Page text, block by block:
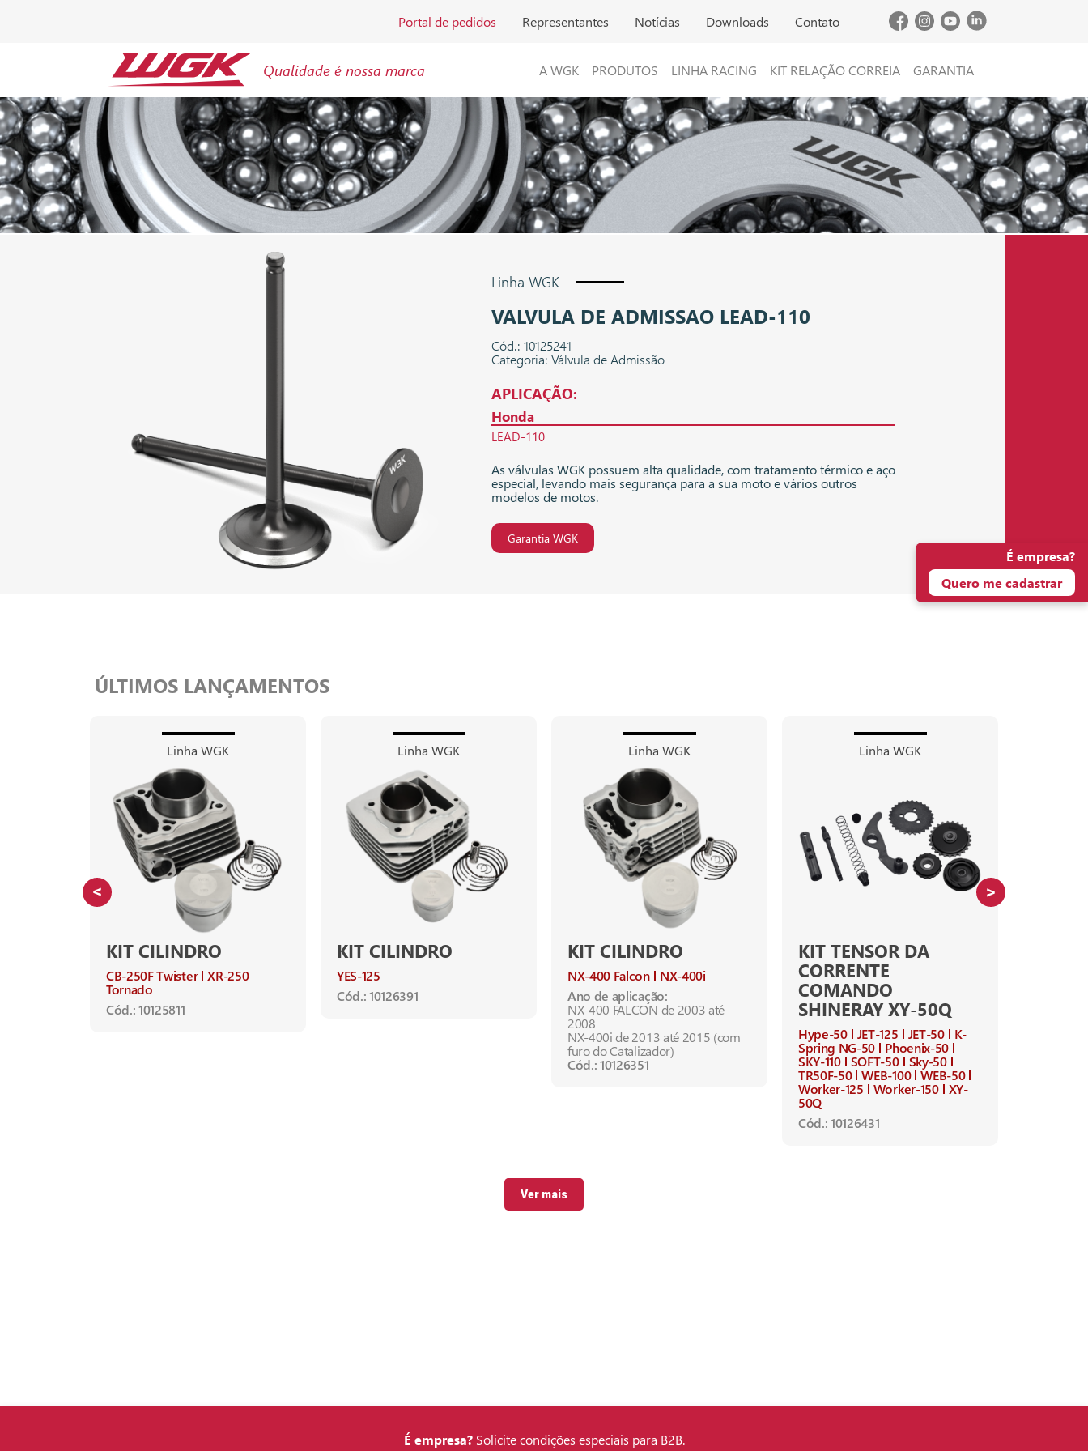
Portal de pedidos Representantes Notícias Downloads Contato
Qualidade é nossa marca A WGK PRODUTOS LINHA RACING KIT RELAÇÃO CORREIA GARANTIA
Linha WGK
VALVULA DE ADMISSAO LEAD-110
Cód.: 10125241
Categoria: Válvula de Admissão
APLICAÇÃO:
Honda
LEAD-110
As válvulas WGK possuem alta qualidade, com tratamento térmico e aço
especial, levando mais segurança para a sua moto e vários outros
modelos de motos.
Garantia WGK
ÚLTIMOS LANÇAMENTOS
Linha WGK
KIT CILINDRO
CB-250F Twister XR-250
Tornado
Cód.: 10125811
Linha WGK
KIT CILINDRO
YES-125
Cód.: 10126391
Linha WGK
KIT CILINDRO
NX-400 Falcon
NX-400i
Ano de aplicação:
NX-400 FALCON de 2003 até
2008
NX-400i de 2013 até 2015 (com
furo do Catalizador)
Cód.: 10126351
Linha WGK
KIT TENSOR DA
CORRENTE
COMANDO
SHINERAY XY-50Q
Hype-50 JET-125 JET-50
K-
Spring NG-50
Phoenix-50
SKY-110 SOFT-50 Sky-50
TR50F-50 WEB-100 WEB-50
Worker-125
Worker-150 XY-
50Q
Cód.: 10126431
Ver mais
É empresa?
Quero me cadastrar
É empresa?Solicite condições especiais para B2B.